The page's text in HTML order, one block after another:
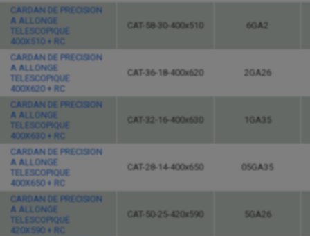
CARDAN DE PRECISION
A ALLONGE
TELESCOPIQUE
400X510 + RC
CAT-58-30-400x510 6GA2
CARDAN DE PRECISION
A ALLONGE
TELESCOPIQUE
400X620 + RC
CAT-36-18-400x620 2GA26
CARDAN DE PRECISION
A ALLONGE
TELESCOPIQUE
400X630 + RC
CAT-32-16-400x630 1GA35
CARDAN DE PRECISION
A ALLONGE
TELESCOPIQUE
400X650 + RC
CAT-28-14-400x650 05GA35
CARDAN DE PRECISION
A ALLONGE
TELESCOPIQUE
420X590 + RC
CAT-50-25-420x590 5GA26